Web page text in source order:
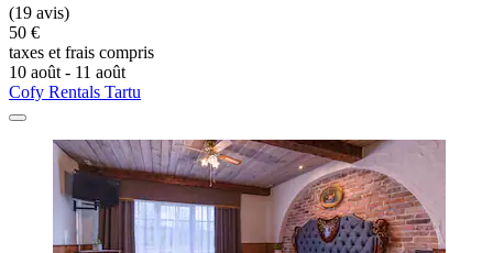
(19 avis)
50 €
taxes et frais compris
10 août - 11 août
Cofy Rentals Tartu